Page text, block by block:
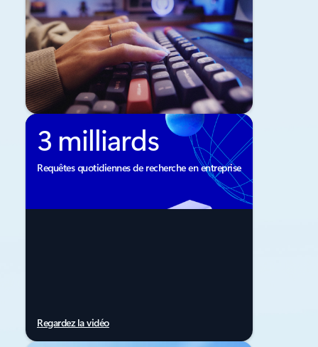
3 milliards
Requêtes quotidiennes de recherche en entreprise
Regardez la vidéo